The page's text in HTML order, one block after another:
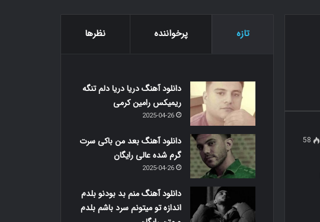
58
تازه پرخواننده نظرها
دانلود آهنگ دریا دریا دلم تنگه
ریمیکس رامین کرمی
2025-04-26
دانلود آهنگ بعد من باکی سرت
گرم شده عالی رایگان
2025-04-26
دانلود آهنگ منم بد بودنو بلدم
اندازه تو میتونم سرد باشم بلدم